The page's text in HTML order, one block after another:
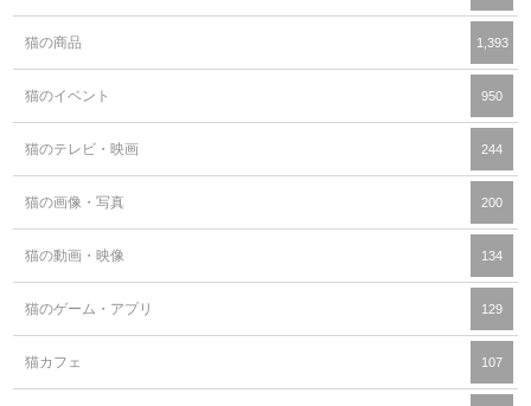
猫の商品 1,393
猫のイベント 950
猫のテレビ・映画 244
猫の画像・写真 200
猫の動画・映像 134
猫のゲーム・アプリ 129
猫カフェ 107